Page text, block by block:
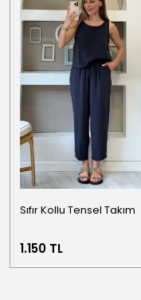
Sıfır Kollu Tensel Takım
1.150 TL